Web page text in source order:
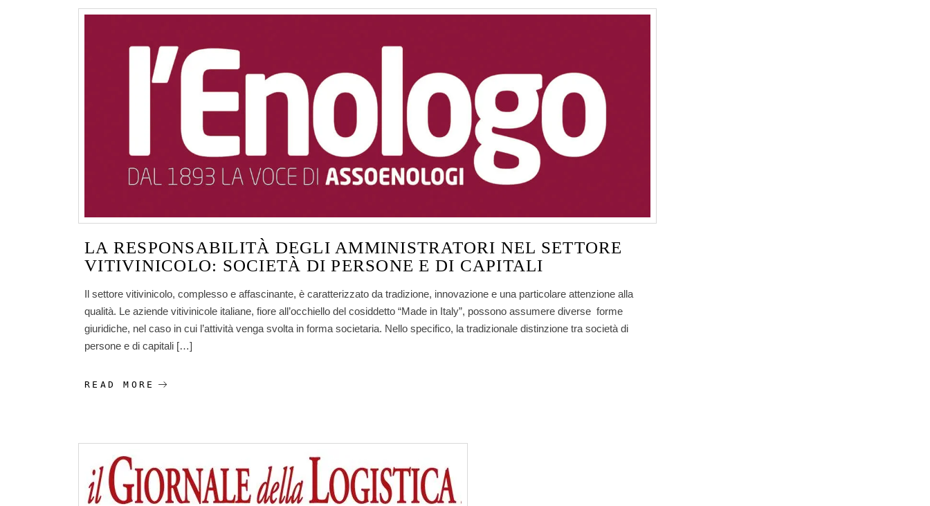
LA RESPONSABILITÀ DEGLI AMMINISTRATORI NEL SETTORE
VITIVINICOLO: SOCIETÀ DI PERSONE E DI CAPITALI
Il settore vitivinicolo, complesso e affascinante, è caratterizzato da tradizione, innovazione e una particolare attenzione alla
qualità. Le aziende vitivinicole italiane, fiore all’occhiello del cosiddetto “Made in Italy”, possono assumere diverse forme
giuridiche, nel caso in cui l’attività venga svolta in forma societaria. Nello specifico, la tradizionale distinzione tra società di
persone e di capitali […]
READ MORE